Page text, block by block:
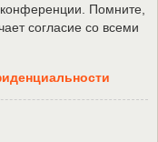
Помните,
согласие со всеми